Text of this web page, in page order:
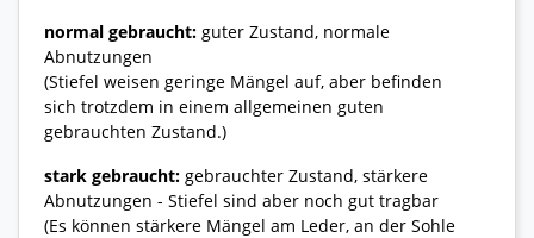
normal gebraucht: guter Zustand, normale
Abnutzungen
(Stiefel weisen geringe Mängel auf, aber befinden
sich trotzdem in einem allgemeinen guten
gebrauchten Zustand.)
stark gebraucht: gebrauchter Zustand, stärkere
Abnutzungen - Stiefel sind aber noch gut tragbar
(Es können stärkere Mängel am Leder, an der Sohle